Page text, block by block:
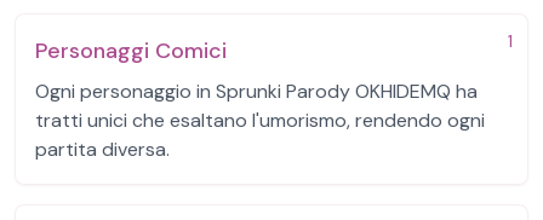
1
Personaggi Comici
Ogni personaggio in Sprunki Parody OKHIDEMQ ha
tratti unici che esaltano l'umorismo, rendendo ogni
partita diversa.